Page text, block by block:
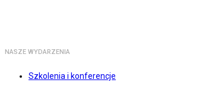
NASZE WYDARZENIA
Szkolenia i konferencje